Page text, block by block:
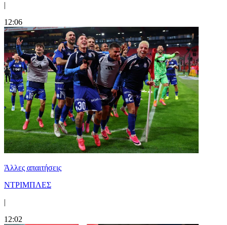
|
12:06
Άλλες απαιτήσεις
ΝΤΡΙΜΠΛΕΣ
|
12:02